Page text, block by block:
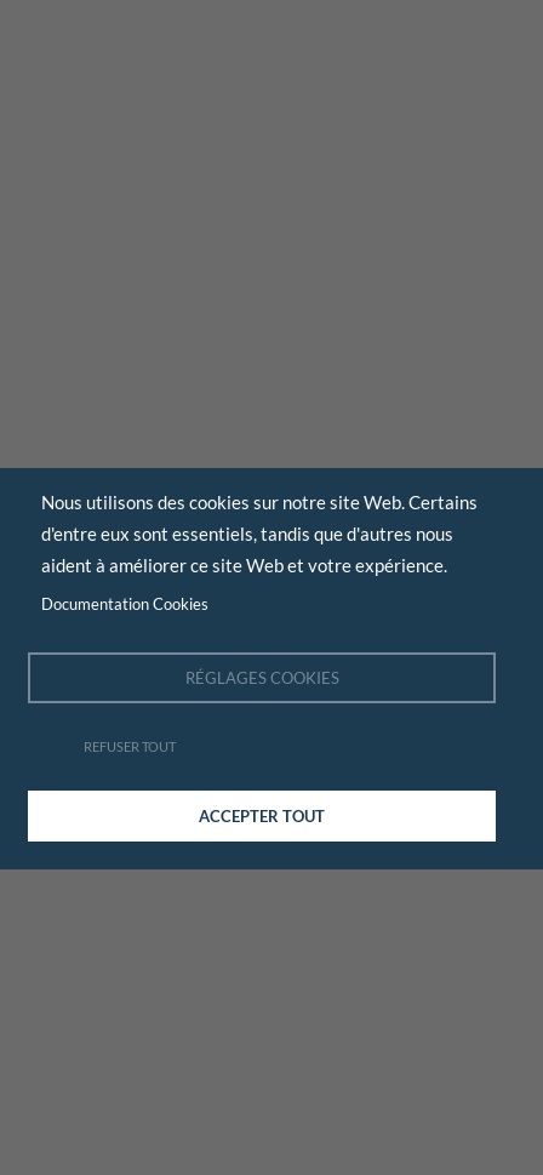
Nous utilisons des cookies sur notre site Web. Certains
d'entre eux sont essentiels, tandis que d'autres nous
aident à améliorer ce site Web et votre expérience.
Documentation Cookies
RÉGLAGES COOKIES
REFUSER TOUT
ACCEPTER TOUT